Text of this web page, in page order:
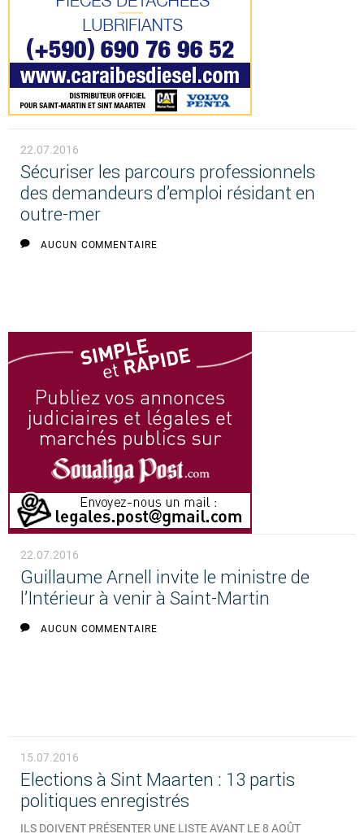
22.07.2016
Sécuriser les parcours professionnels
des demandeurs d’emploi résidant en
outre-mer
AUCUN COMMENTAIRE
22.07.2016
Guillaume Arnell invite le ministre de
l’Intérieur à venir à Saint-Martin
AUCUN COMMENTAIRE
15.07.2016
Elections à Sint Maarten : 13 partis
politiques enregistrés
ILS DOIVENT PRÉSENTER UNE LISTE AVANT LE 8 AOÛT